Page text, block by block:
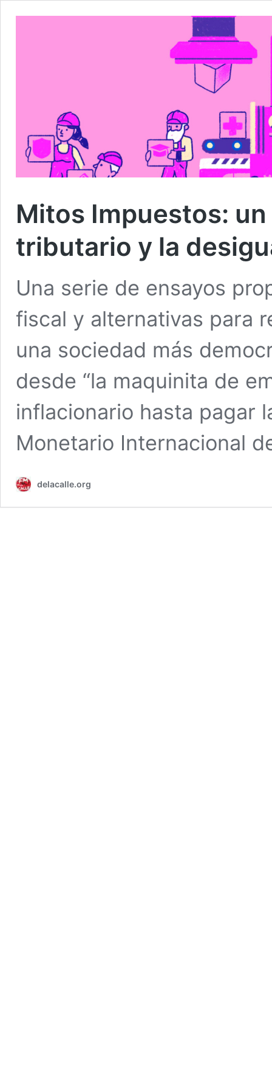
Mitos Impuestos:
tributario y la
Una serie de ensayos
fiscal y alternativas para
una sociedad más
desde “la maquinita de
inflacionario hasta pagar
Monetario Internacional
delacalle.org